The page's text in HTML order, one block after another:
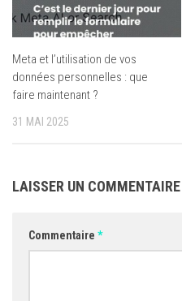
Meta et l’utilisation de vos
données personnelles : que
faire maintenant ?
31 MAI 2025
LAISSER UN COMMENTAIRE
Commentaire *